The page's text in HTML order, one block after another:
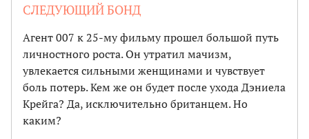
СЛЕДУЮЩИЙ БОНД
Агент 007 к 25-му фильму прошел большой путь
личностного роста. Он утратил мачизм,
увлекается сильными женщинами и чувствует
боль потерь. Кем же он будет после ухода Дэниела
Крейга? Да, исключительно британцем. Но
каким?